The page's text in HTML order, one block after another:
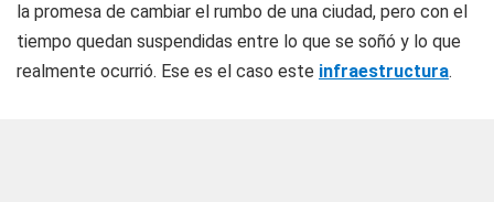
la promesa de cambiar el rumbo de una ciudad, pero con el
tiempo quedan suspendidas entre lo que se soñó y lo que
realmente ocurrió. Ese es el caso este infraestructura.